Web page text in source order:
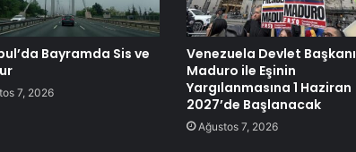
Bayramda Sis ve
7, 2026
Venezuela Devlet Başkanı
Maduro ile Eşinin
Yargılanmasına 1 Haziran
2027’de Başlanacak
Ağustos 7, 2026